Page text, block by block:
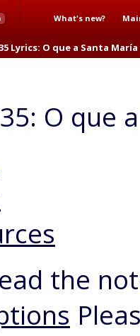
What's new?
Lyrics: O que a Santa
O que
the